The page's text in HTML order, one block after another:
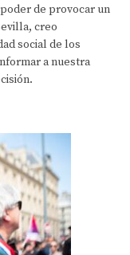
de provocar un
creo
social de los
a nuestra